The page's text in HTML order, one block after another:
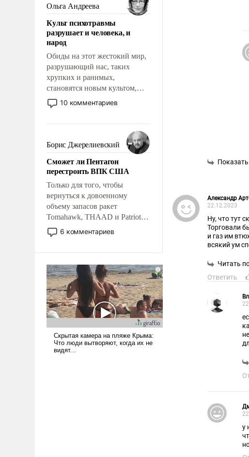
и ее реализация радикально
поднимет наши боевые
возможности.
Ольга Андреева
Культ психотравмы
разрушает и человека, и
народ
Обиды на этот жестокий мир,
разрушающий нас, таких
хрупких и ранимых,
становятся новым культом,
постепенно вытесняя и
отменяя традиционное
мужественным и твердым под
ударами судьбы, брать на себя
ответственность, помогать
слабым, идти вперед и
адаптироваться.
10 комментариев
Борис Джерелиевский
Сможет ли Пентагон
перестроить ВПК США
Только для того, чтобы
вернуться к довоенному
объему запасов ракет
Tomahawk, THAAD и Patriot
США потребуется более трех
лет. Даже небольшая война с
Сложившаяся ситуация
означает многолетний период
уязвимости США, например,
перед Китаем.
6 комментариев
Александр
22.12.2023
Ну, что тут
Торговали
и газ им
Читать
Ответить
у